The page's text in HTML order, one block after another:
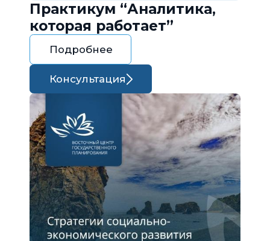
Практикум “Аналитика,
которая работает”
Подробнее
Консультация